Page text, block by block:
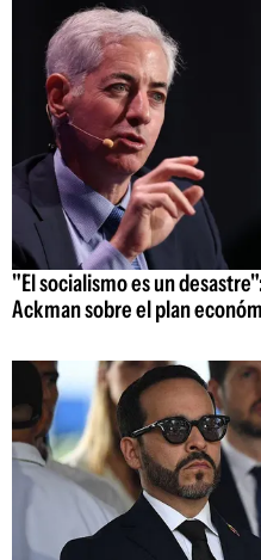
"El socialismo es un
Ackman sobre el plan